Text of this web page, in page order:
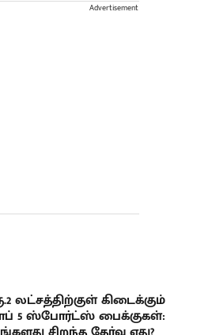
Advertisement
லட்சத்திற்குள் கிடைக்கும்
5 ஸ்போர்ட்ஸ் பைக்குகள்: